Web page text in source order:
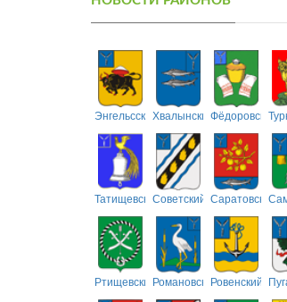
ЭнгельсскийХвалынскийФёдоровский
ТатищевскийСоветский Саратовский
РтищевскийРомановскийРовенский